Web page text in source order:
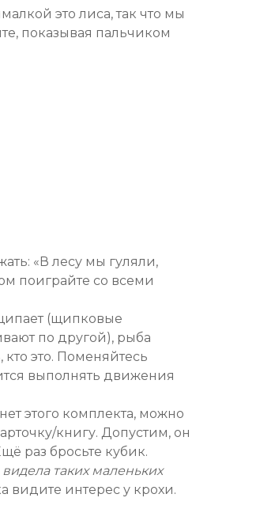
это лиса, так что мы
показывая пальчиком
«В лесу мы гуляли,
поиграйте со всеми
(щипковые
по другой), рыба
это. Поменяйтесь
выполнять движения
этого комплекта, можно
книгу. Допустим, он
раз бросьте кубик.
таких маленьких
видите интерес у крохи.